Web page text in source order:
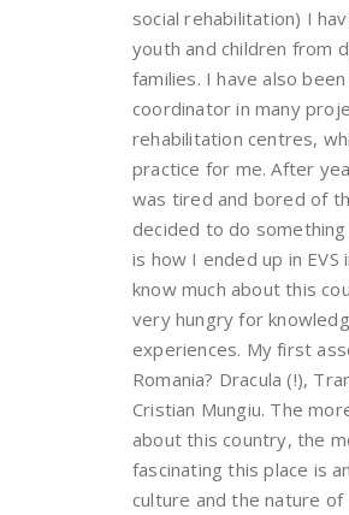
social rehabilitation) I
youth and children from
families. I have also
coordinator in many
rehabilitation centres,
practice for me. After
was tired and bored of
decided to do
is how I ended up in EVS
know much about this
very hungry for
experiences. My first
Romania? Dracula (!),
Cristian Mungiu. The
about this country, the
fascinating this place is
culture and the nature of